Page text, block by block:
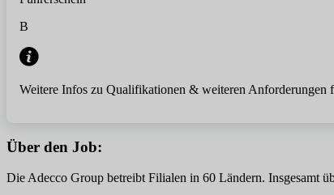
B
Weitere Infos zu Qualifikationen & weiteren Anforderungen
Über den Job:
Die Adecco Group betreibt Filialen in 60 Ländern. Insgesamt